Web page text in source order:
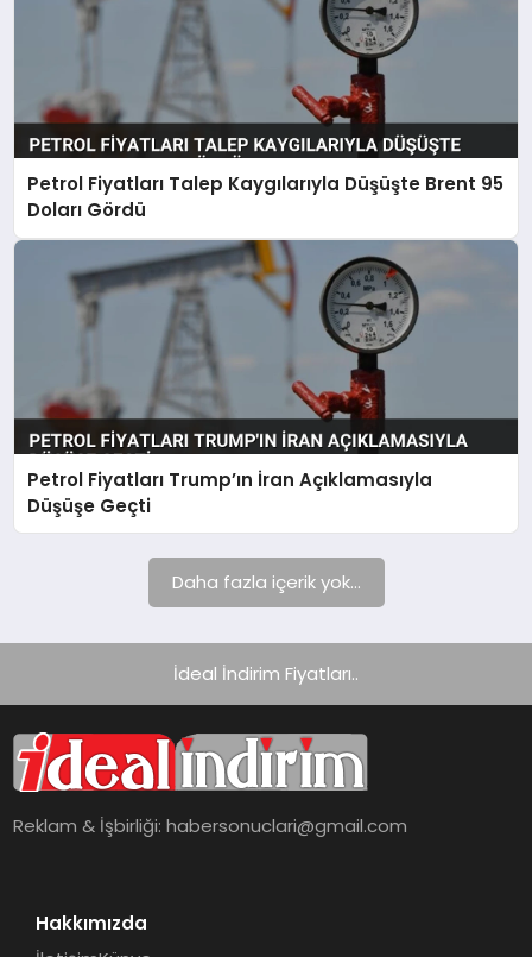
Petrol Fiyatları Talep Kaygılarıyla Düşüşte Brent 95
Doları Gördü
Petrol Fiyatları Trump’ın İran Açıklamasıyla
Düşüşe Geçti
Daha fazla içerik yok...
İdeal İndirim Fiyatları..
Reklam & İşbirliği:habersonuclari@gmail.com
Hakkımızda